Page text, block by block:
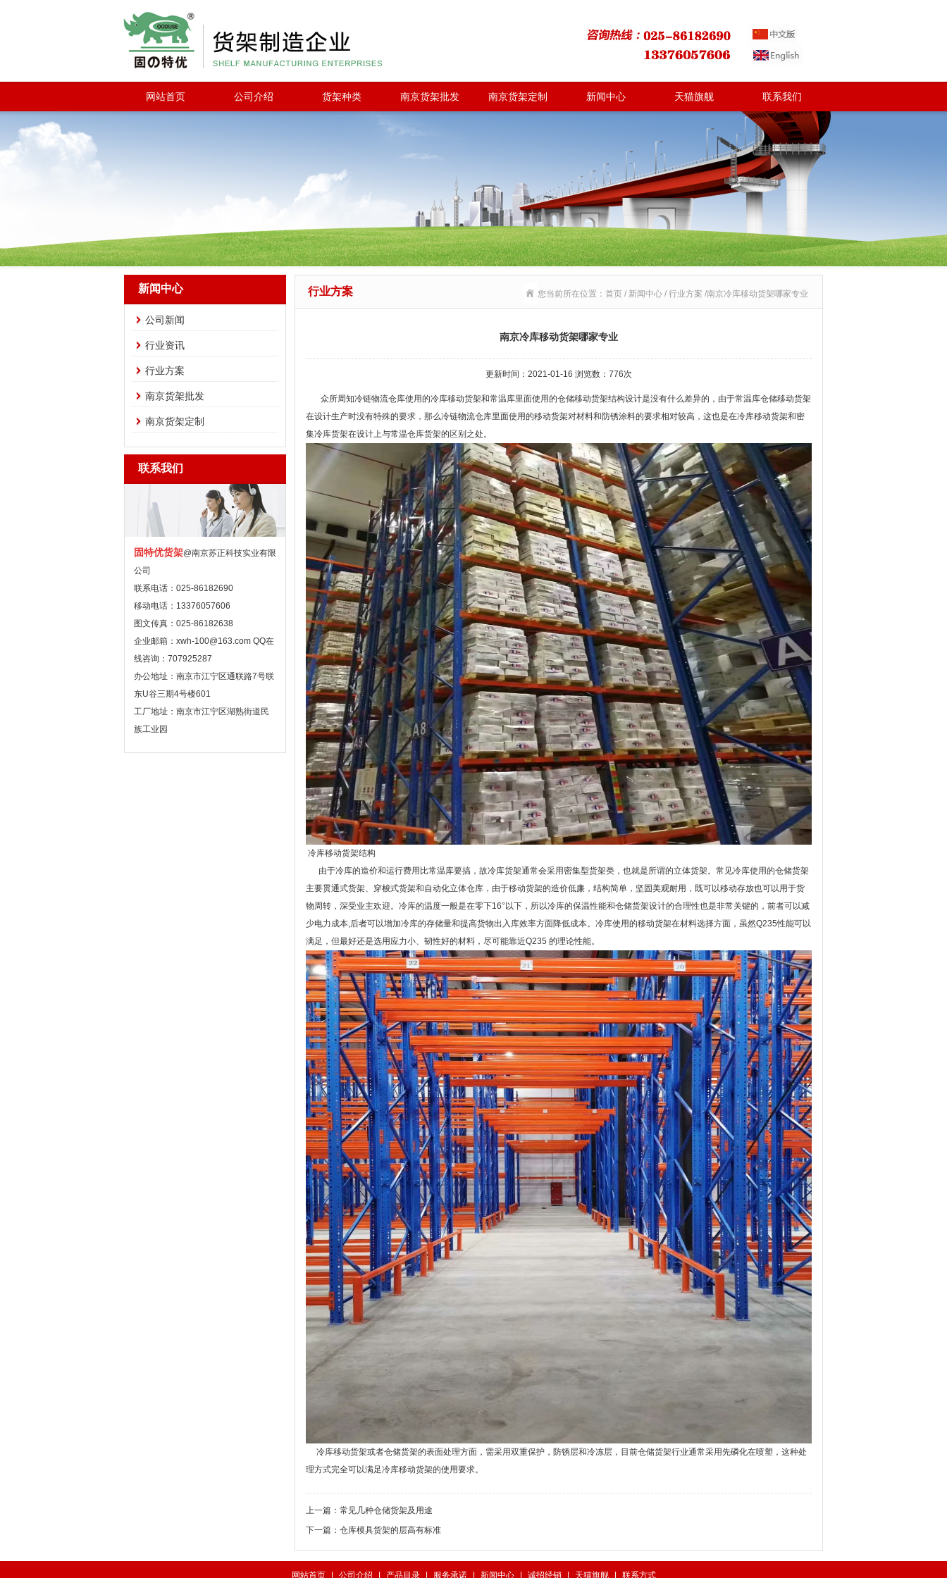
网站首页 公司介绍 货架种类 南京货架批发 南京货架定制 新闻中心 天猫旗舰 联系我们
新闻中心
公司新闻
行业资讯
行业方案
南京货架批发
南京货架定制
联系我们
固特优货架@南京苏正科技实业有限
公司
联系电话：025-86182690
移动电话：13376057606
图文传真：025-86182638
企业邮箱：xwh-100@163.com QQ在
线咨询：707925287
办公地址：南京市江宁区通联路7号联
东U谷三期4号楼601
工厂地址：南京市江宁区湖熟街道民
族工业园
行业方案 您当前所在位置：首页 / 新闻中心 / 行业方案 /南京冷库移动货架哪家专业
南京冷库移动货架哪家专业
更新时间：2021-01-16 浏览数： 776次
众所周知冷链物流仓库使用的冷库移动货架和常温库里面使用的仓储移动货架结构设计是没有什么差异的，由于常温库仓储移动货架
在设计生产时没有特殊的要求，那么冷链物流仓库里面使用的移动货架对材料和防锈涂料的要求相对较高，这也是在冷库移动货架和密
集冷库货架在设计上与常温仓库货架的区别之处。
冷库移动货架结构
由于冷库的造价和运行费用比常温库要搞，故冷库货架通常会采用密集型货架类，也就是所谓的立体货架。常见冷库使用的仓储货架
主要贯通式货架、穿梭式货架和自动化立体仓库，由于移动货架的造价低廉，结构简单，坚固美观耐用，既可以移动存放也可以用于货
物周转，深受业主欢迎。冷库的温度一般是在零下16°以下，所以冷库的保温性能和仓储货架设计的合理性也是非常关键的，前者可以减
少电力成本,后者可以增加冷库的存储量和提高货物出入库效率方面降低成本。冷库使用的移动货架在材料选择方面，虽然Q235性能可以
满足，但最好还是选用应力小、韧性好的材料，尽可能靠近Q235 的理论性能。
冷库移动货架或者仓储货架的表面处理方面，需采用双重保护，防锈层和冷冻层，目前仓储货架行业通常采用先磷化在喷塑，这种处
理方式完全可以满足冷库移动货架的使用要求。
上一篇： 常见几种仓储货架及用途
下一篇： 仓库模具货架的层高有标准
网站首页 公司介绍 产品目录 服务承诺 新闻中心 诚招经销 天猫旗舰 联系方式